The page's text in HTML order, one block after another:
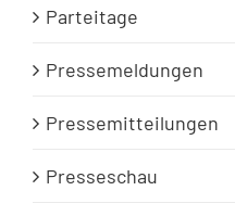
Parteitage
Pressemeldungen
Pressemitteilungen
Presseschau